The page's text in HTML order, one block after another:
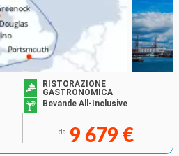
RISTORAZIONE
GASTRONOMICA
Bevande All-Inclusive
da 9 679 €